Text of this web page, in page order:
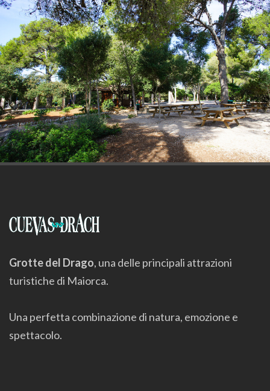
Grotte del Drago, una delle principali attrazioni
turistiche di Maiorca.
Una perfetta combinazione di natura, emozione e
spettacolo.